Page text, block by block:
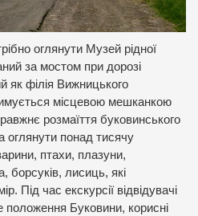
оглянути Музей рідної
за мостом при дорозі
як філія Вижницького
місцевою мешканкою
розмаїття буковинського
оглянути понад тисячу
птахи, плазуни,
борсуків, лисиць, які
Під час екскурсії відвідувачі
положення Буковини, корисні